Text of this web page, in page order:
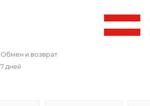
Обмен и возврат
7 дней